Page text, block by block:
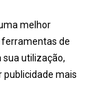
melhor
ferramentas de
utilização,
mais